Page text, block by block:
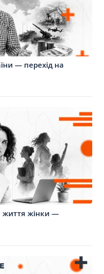
— перехід на
життя жінки —